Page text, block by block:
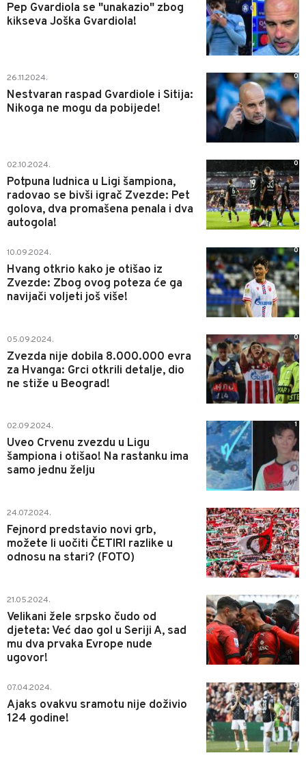
Pep Gvardiola se "unakazio" zbog
kikseva Joška Gvardiola!
26.11.2024.
Nestvaran raspad Gvardiole i Sitija:
Nikoga ne mogu da pobijede!
0
02.10.2024.
Potpuna ludnica u Ligi šampiona,
radovao se bivši igrač Zvezde: Pet
golova, dva promašena penala i dva
autogola!
0
10.09.2024.
Hvang otkrio kako je otišao iz
Zvezde: Zbog ovog poteza će ga
navijači voljeti još više!
0
05.09.2024.
Zvezda nije dobila 8.000.000 evra
za Hvanga: Grci otkrili detalje, dio
ne stiže u Beograd!
0
02.09.2024.
Uveo Crvenu zvezdu u Ligu
šampiona i otišao! Na rastanku ima
samo jednu želju
1
24.07.2024.
Fejnord predstavio novi grb,
možete li uočiti ČETIRI razlike u
odnosu na stari? (FOTO)
0
21.05.2024.
Velikani žele srpsko čudo od
djeteta: Već dao gol u Seriji A, sad
mu dva prvaka Evrope nude
ugovor!
0
07.04.2024.
Ajaks ovakvu sramotu nije doživio
124 godine!
0